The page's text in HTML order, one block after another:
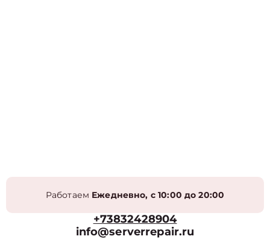
Работаем Ежедневно, с 10:00 до 20:00
+73832428904
info@serverrepair.ru